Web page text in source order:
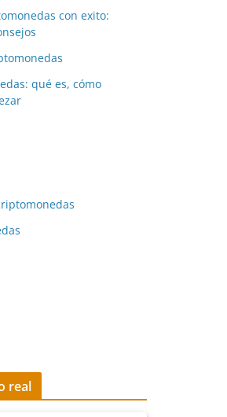
con exito:
qué es, cómo
real